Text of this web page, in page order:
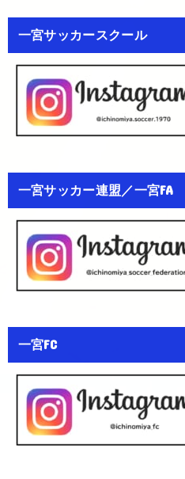
一宮サッカースクール
一宮サッカー連盟／一宮FA
一宮FC